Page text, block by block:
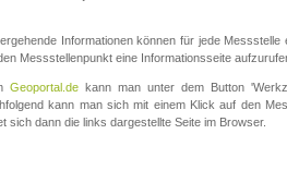
Informationen können für jede
Messstellenpunkt eine Informationsseite
Geoportal.de kann man unter dem Button
kann man sich mit einem Klick auf den
sich dann die links dargestellte Seite im Browser.